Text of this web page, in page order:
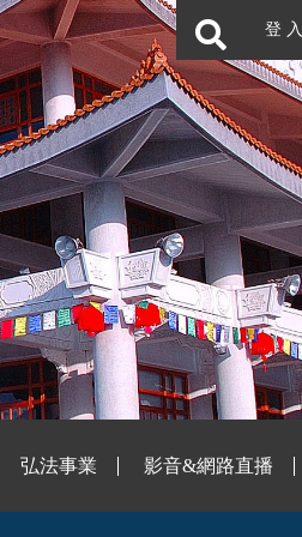
登 入
弘法事業 影音&網路直播